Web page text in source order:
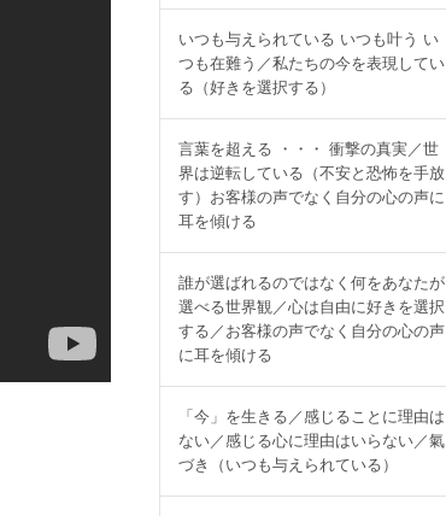
いつも与えられている いつも叶う い
つも在難う／私たちの今を表現してい
る（好きを選択する）
言葉を超える ・・・ 衝撃の真実／世
界は逆転している（不安と恐怖を手放
す）お客様の声でなく自分の心の声に
耳を傾ける
誰が選ばれるのではなく何をあなたが
選べる世界観／心は自由に好きを選択
する／お客様の声でなく自分の心の声
に耳を傾ける
「今」を生きる／感じることに理由は
ない／感じる心に理由はいらない／氣
づき（いつも与えられている）